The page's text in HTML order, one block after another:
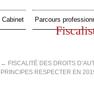
Cabinet Parcours
← FISCALITÉ DES DROITS
PRINCIPES RESPECTER EN